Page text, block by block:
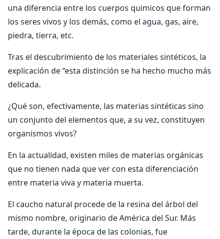
una diferencia entre los cuerpos quimicos que forman
los seres vivos y los demás, como el agua, gas, aire,
piedra, tierra, etc.
Tras el descubrimiento de los materiales sintéticos, la
explicación de “esta distinción se ha hecho mucho más
delicada.
¿Qué son, efectivamente, las materias sintéticas sino
un conjunto del elementos que, a su vez, constituyen
organismos vivos?
En la actualidad, existen miles de materias orgánicas
que no tienen nada que ver con esta diferenciación
entre materia viva y materia muerta.
El caucho natural procede de la resina del árbol del
mismo nombre, originario de América del Sur. Más
tarde, durante la época de las colonias, fue